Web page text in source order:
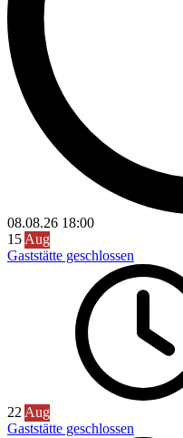
08.08.26 18:00
15 Aug
Gaststätte geschlossen
22 Aug
Gaststätte geschlossen